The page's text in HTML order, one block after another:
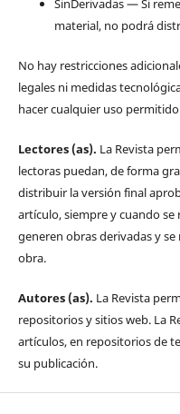
SinDerivadas — Si
material, no podrá
No hay restricciones
legales ni medidas
hacer cualquier uso
Lectores (as). La Revista
lectoras puedan, de forma
distribuir la versión final
artículo, siempre y cuando se
generen obras derivadas y
obra.
Autores (as). La Revista
repositorios y sitios web. La
artículos, en repositorios de
su publicación.